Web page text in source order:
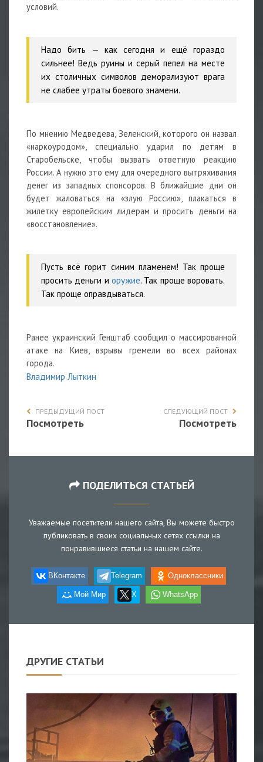
условий.
Надо бить — как сегодня и ещё гораздо
сильнее! Ведь руины и серый пепел на месте
их столичных символов деморализуют врага
не слабее утраты боевого знамени.
По мнению Медведева, Зеленский, которого он назвал
«наркоуродом», специально ударил по детям в
Старобельске, чтобы вызвать ответную реакцию
России. А нужно это ему для очередного вытряхивания
денег из западных спонсоров. В ближайшие дни он
будет жаловаться на «злую Россию», плакаться в
жилетку европейским лидерам и просить деньги на
«восстановление».
Пусть всё горит синим пламенем! Так проще
просить деньги и оружие. Так проще воровать.
Так проще оправдываться.
Ранее украинский Генштаб сообщил о массированной
атаке на Киев, взрывы гремели во всех районах
города.
Владимир Лыткин
ПРЕДЫДУЩИЙ ПОСТ
Посмотреть
СЛЕДУЮЩИЙ ПОСТ
Посмотреть
ПОДЕЛИТЬСЯ СТАТЬЕЙ
Уважаемые посетители нашего сайта, Вы можете быстро
публиковать в своих социальных сетях ссылки на
понравившиеся статьи на нашем сайте.
ВКонтакте Telegram Одноклассники
Мой Мир X WhatsApp
ДРУГИЕ СТАТЬИ